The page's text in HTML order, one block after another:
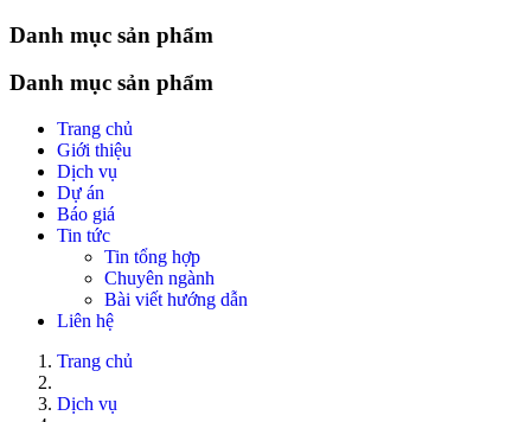
Danh mục sản phẩm
Danh mục sản phẩm
Trang chủ
Giới thiệu
Dịch vụ
Dự án
Báo giá
Tin tức
Tin tổng hợp
Chuyên ngành
Bài viết hướng dẫn
Liên hệ
Trang chủ
Dịch vụ